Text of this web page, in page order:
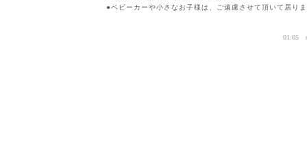
●ベビーカーや小さなお子様は、ご遠慮させて頂いて居り
01:05